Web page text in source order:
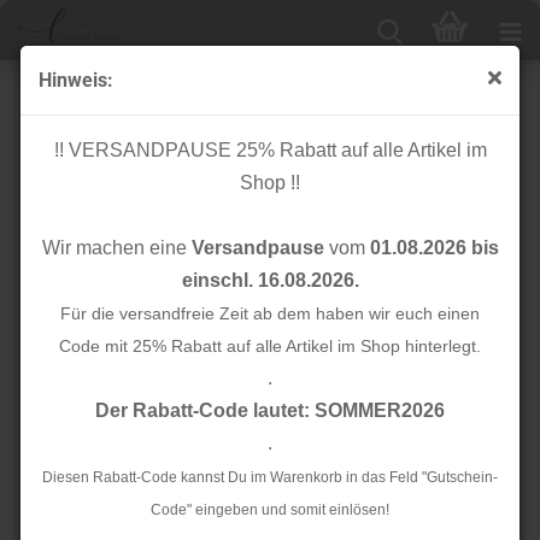
Hinweis:
!! VERSANDPAUSE 25% Rabatt auf alle Artikel im
Shop !!
Wir machen eine Versandpausevom 01.08.2026 bis
einschl. 16.08.2026.
Für die versandfreie Zeit ab dem haben wir euch einen
Code mit 25% Rabatt auf alle Artikel im Shop hinterlegt.
.
Der Rabatt-Code lautet: SOMMER2026
.
Diesen Rabatt-Code kannst Du im Warenkorb in das Feld "Gutschein-
Code" eingeben und somit einlösen!
Baumwollkrepp - Aivy - sand